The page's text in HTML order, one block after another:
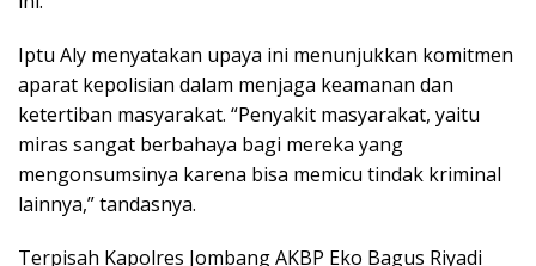
Iptu Aly menyatakan upaya ini menunjukkan komitmen
aparat kepolisian dalam menjaga keamanan dan
ketertiban masyarakat. “Penyakit masyarakat, yaitu
miras sangat berbahaya bagi mereka yang
mengonsumsinya karena bisa memicu tindak kriminal
lainnya,” tandasnya.
Terpisah Kapolres Jombang AKBP Eko Bagus Riyadi